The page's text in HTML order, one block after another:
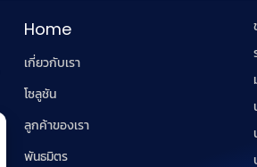
Home
เกี่ยวกับเรา
โซลูชัน
ลูกค้าของเรา
พันธมิตร